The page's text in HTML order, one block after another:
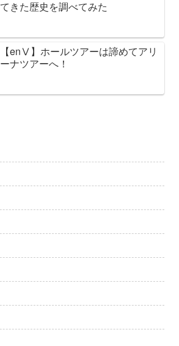
てきた歴史を調べてみた
【enⅤ】ホールツアーは諦めてアリ
ーナツアーへ！